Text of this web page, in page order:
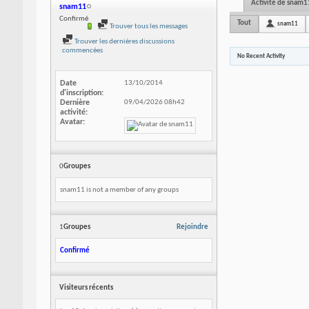
snam11
Confirmé
Trouver tous les messages
Trouver les dernières discussions
commencées
Date
d'inscription
13/10/2014
Dernière
activité
09/04/2026 08h42
Avatar
0Groupes
snam11 is not a member of any groups
Rejoindre
1Groupes
Confirmé
Visiteurs récents
Activité de
Tout snam11
No Recent Activity